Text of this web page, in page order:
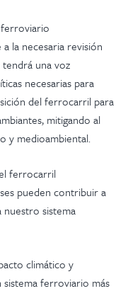
ferroviario
la necesaria revisión
una voz
necesarias para
del ferrocarril para
mitigando al
y medioambiental.
ferrocarril
pueden contribuir a
sistema
climático y
ferroviario más